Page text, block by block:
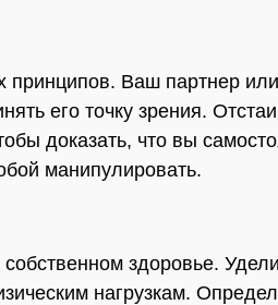
принципов. Ваш партнер
его точку зрения.
доказать, что вы
манипулировать.
здоровье.
нагрузкам.